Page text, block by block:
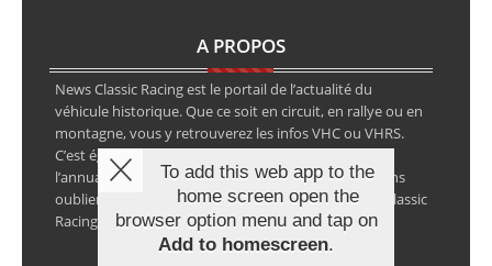
A PROPOS
News Classic Racing est le portail de l’actualité du
véhicule historique. Que ce soit en circuit, en rallye ou en
montagne, vous y retrouverez les infos VHC ou VHRS.
C’est également le calendrier des épreuves ainsi que
l’annuaire des spécialistes de la voiture ancienne, sans
oublier les petites annonces avec notre partenaire Classic
Racing Annonces.
To add this web app to the
home screen open the
browser option menu and tap on
Add to homescreen.